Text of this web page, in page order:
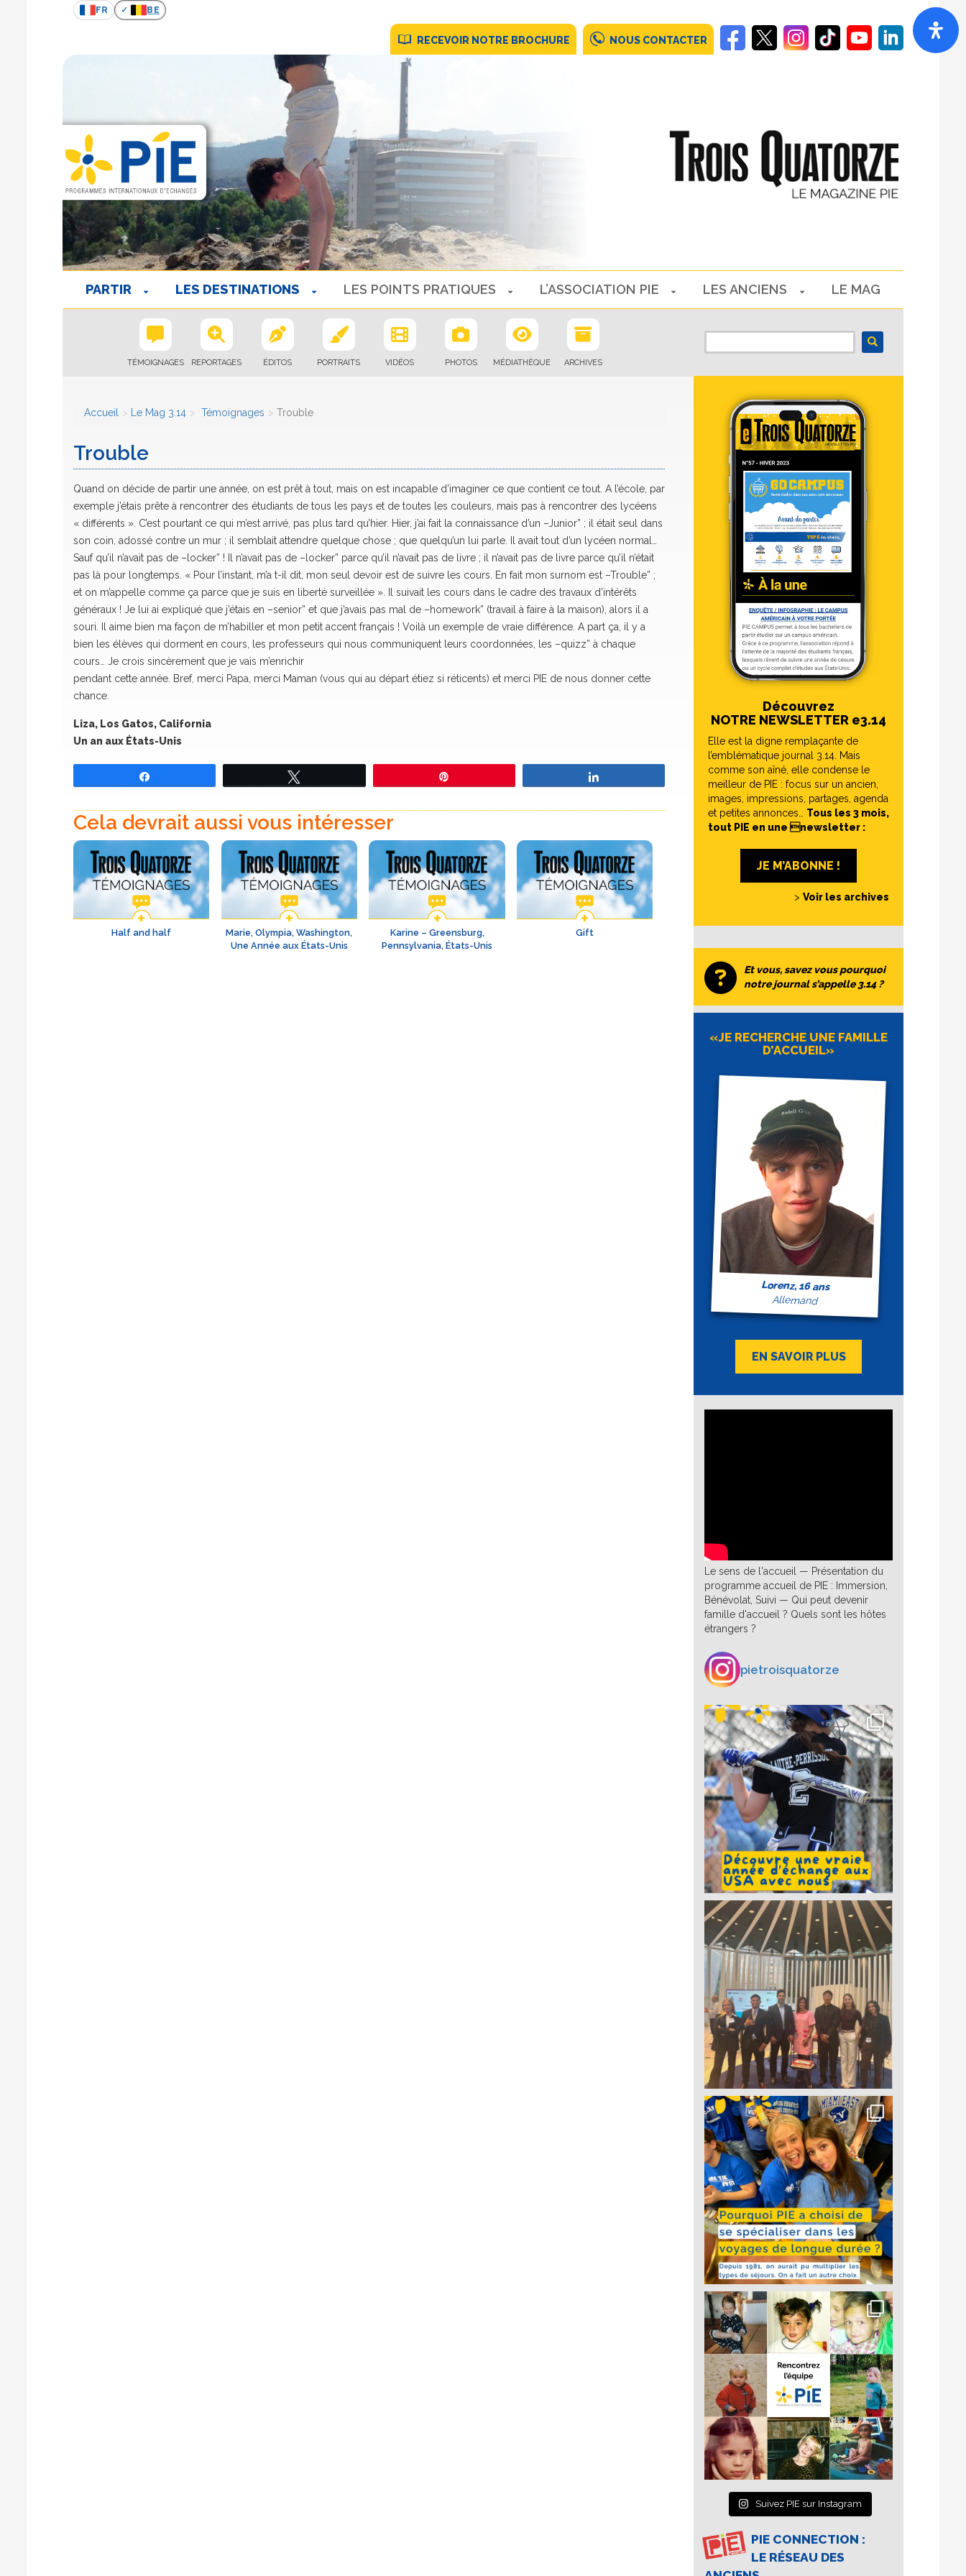
FR BE
RECEVOIR NOTRE BROCHURE NOUS CONTACTER
PARTIR LES DESTINATIONS LES POINTS PRATIQUES L’ASSOCIATION PIE LES ANCIENS LE MAG
TÉMOIGNAGES REPORTAGES ÉDITOS PORTRAITS VIDÉOS PHOTOS MÉDIATHÈQUE ARCHIVES
Accueil Le Mag 3.14 Témoignages Trouble
Trouble
Quand on décide de partir une année, on est prêt à tout, mais on est incapable d’imaginer ce que contient ce tout. A l’école, par
exemple j’étais prête à rencontrer des étudiants de tous les pays et de toutes les couleurs, mais pas à rencontrer des lycéens
« différents ». C’est pourtant ce qui m’est arrivé, pas plus tard qu’hier. Hier, j’ai fait la connaissance d’un –Junior” ; il était seul dans
son coin, adossé contre un mur ; il semblait attendre quelque chose ; que quelqu’un lui parle. Il avait tout d’un lycéen normal…
Sauf qu’il n’avait pas de –locker” ! Il n’avait pas de –locker” parce qu’il n’avait pas de livre ; il n’avait pas de livre parce qu’il n’était
pas là pour longtemps. « Pour l’instant, m’a t-il dit, mon seul devoir est de suivre les cours. En fait mon surnom est –Trouble” ;
et on m’appelle comme ça parce que je suis en liberté surveillée ». Il suivait les cours dans le cadre des travaux d’intérêts
généraux ! Je lui ai expliqué que j’étais en –senior” et que j’avais pas mal de –homework” (travail à faire à la maison), alors il a
souri. Il aime bien ma façon de m’habiller et mon petit accent français ! Voilà un exemple de vraie différence. A part ça, il y a
bien les élèves qui dorment en cours, les professeurs qui nous communiquent leurs coordonnées, les –quizz” à chaque
cours… Je crois sincèrement que je vais m’enrichir
pendant cette année. Bref, merci Papa, merci Maman (vous qui au départ étiez si réticents) et merci PIE de nous donner cette
chance.
Liza, Los Gatos, California
Un an aux États-Unis
Cela devrait aussi vous intéresser
Half and half
Marie, Olympia, Washington,
Une Année aux États-Unis
Karine – Greensburg,
Pennsylvania, États-Unis
Gift
Découvrez
NOTRE NEWSLETTER e3.14
Elle est la digne remplaçante de
l’emblématique journal 3.14. Mais
comme son aîné, elle condense le
meilleur de PIE : focus sur un ancien,
images, impressions, partages, agenda
et petites annonces… Tous les 3 mois,
tout PIE en une newsletter :
JE M’ABONNE !
> Voir les archives
Et vous, savez vous pourquoi
notre journal s’appelle 3.14 ?
«JE RECHERCHE UNE FAMILLE
D’ACCUEIL»
Lorenz, 16 ans
Allemand
EN SAVOIR PLUS
Le sens de l'accueil — Présentation du
programme accueil de PIE : Immersion,
Bénévolat, Suivi — Qui peut devenir
famille d'accueil ? Quels sont les hôtes
étrangers ?
pietroisquatorze
Suivez PIE sur Instagram
PIE CONNECTION :
LE RÉSEAU DES